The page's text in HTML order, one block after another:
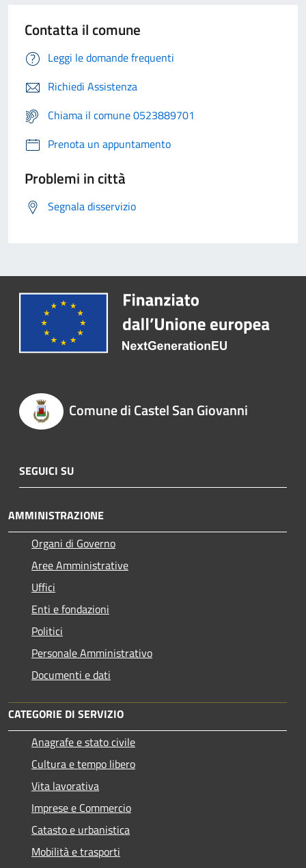
Contatta il comune
Leggi le domande frequenti
Richiedi Assistenza
Chiama il comune 0523889701
Prenota un appuntamento
Problemi in città
Segnala disservizio
Comune di Castel San Giovanni
SEGUICI SU
AMMINISTRAZIONE
Organi di Governo
Aree Amministrative
Uffici
Enti e fondazioni
Politici
Personale Amministrativo
Documenti e dati
CATEGORIE DI SERVIZIO
Anagrafe e stato civile
Cultura e tempo libero
Vita lavorativa
Imprese e Commercio
Catasto e urbanistica
Mobilità e trasporti